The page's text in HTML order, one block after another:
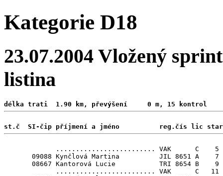
Kategorie D18
23.07.2004 Vložený
listina
délka trati  1.90 km, převýšení     0 m, 15 kontrol
st.č  SI-čip příjmení a jméno          reg.čís lic
             ......................... VAK      C    5
       09088 Kynčlová Martina          JIL 8651 A    7
       08667 Kantorová Lucie           TRI 8654 B    9
             ......................... VAK      C   11